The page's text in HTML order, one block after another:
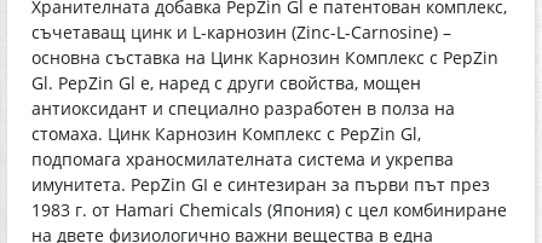
Хранителната добавка PepZin Gl е патентован комплекс,
съчетаващ цинк и L-карнозин (Zinc-L-Carnosine) –
основна съставка на Цинк Карнозин Комплекс с PepZin
Gl. PepZin Gl е, наред с други свойства, мощен
антиоксидант и специално разработен в полза на
стомаха. Цинк Карнозин Комплекс с PepZin Gl,
подпомага храносмилателната система и укрепва
имунитета. PepZin GI е синтезиран за първи път през
1983 г. от Hamari Chemicals (Япония) с цел комбиниране
на двете физиологично важни вещества в една